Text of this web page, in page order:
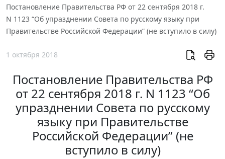
Постановление Правительства РФ от 22 сентября 2018 г.
N 1123 “Об упразднении Совета по русскому языку при
Правительстве Российской Федерации” (не вступило в силу)
1 октября 2018
Постановление Правительства РФ
от 22 сентября 2018 г. N 1123 “Об
упразднении Совета по русскому
языку при Правительстве
Российской Федерации” (не
вступило в силу)